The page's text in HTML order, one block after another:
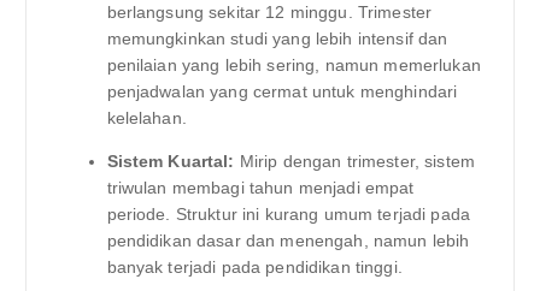
berlangsung sekitar 12 minggu. Trimester
memungkinkan studi yang lebih intensif dan
penilaian yang lebih sering, namun memerlukan
penjadwalan yang cermat untuk menghindari
kelelahan.
Sistem Kuartal: Mirip dengan trimester, sistem
triwulan membagi tahun menjadi empat
periode. Struktur ini kurang umum terjadi pada
pendidikan dasar dan menengah, namun lebih
banyak terjadi pada pendidikan tinggi.